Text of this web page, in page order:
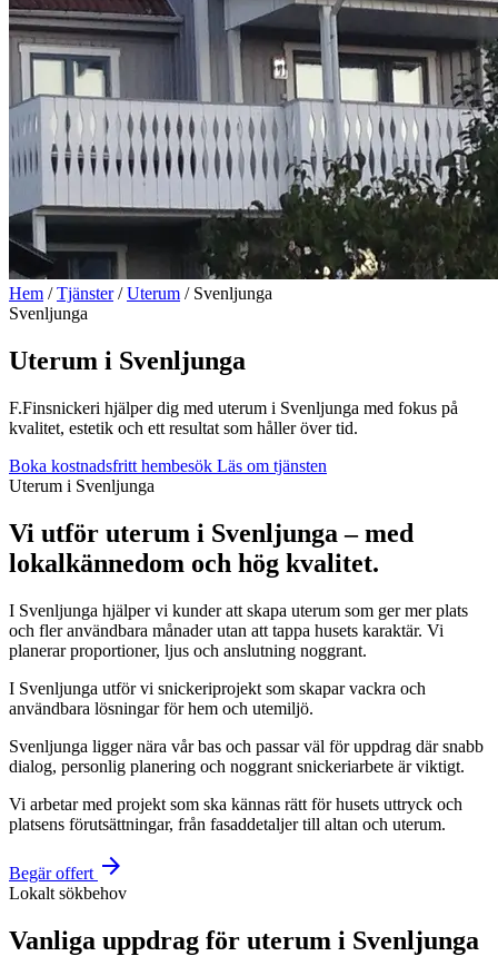
Hem / Tjänster / Uterum / Svenljunga
Svenljunga
Uterum i Svenljunga
F.Finsnickeri hjälper dig med uterum i Svenljunga med fokus på
kvalitet, estetik och ett resultat som håller över tid.
Boka kostnadsfritt hembesök Läs om tjänsten
Uterum i Svenljunga
Vi utför uterum i Svenljunga – med
lokalkännedom och hög kvalitet.
I Svenljunga hjälper vi kunder att skapa uterum som ger mer plats
och fler användbara månader utan att tappa husets karaktär. Vi
planerar proportioner, ljus och anslutning noggrant.
I Svenljunga utför vi snickeriprojekt som skapar vackra och
användbara lösningar för hem och utemiljö.
Svenljunga ligger nära vår bas och passar väl för uppdrag där snabb
dialog, personlig planering och noggrant snickeriarbete är viktigt.
Vi arbetar med projekt som ska kännas rätt för husets uttryck och
platsens förutsättningar, från fasaddetaljer till altan och uterum.
Begär offert arrow_forward
Lokalt sökbehov
Vanliga uppdrag för uterum i Svenljunga